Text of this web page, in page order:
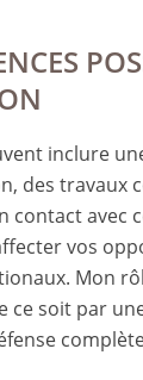
inclure
des travaux
contact avec
vos
Mon
ce soit par